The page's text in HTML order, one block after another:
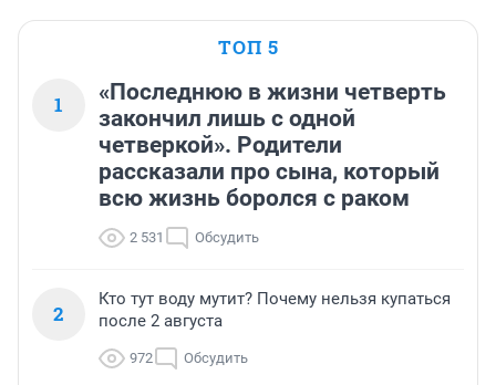
ТОП 5
1
«Последнюю в жизни четверть
закончил лишь с одной
четверкой». Родители
рассказали про сына, который
всю жизнь боролся с раком
2 531 Обсудить
2
Кто тут воду мутит? Почему нельзя купаться
после 2 августа
972 Обсудить